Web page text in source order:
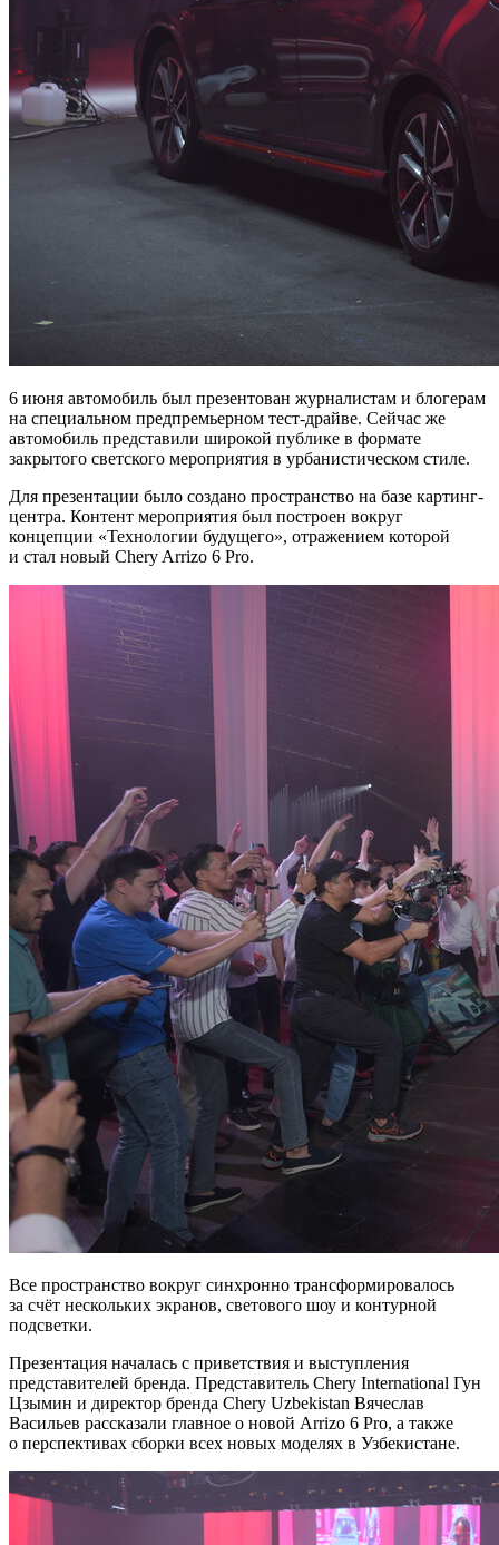
6 июня автомобиль был презентован журналистам и блогерам
на специальном предпремьерном тест-драйве. Сейчас же
автомобиль представили широкой публике в формате
закрытого светского мероприятия в урбанистическом стиле.
Для презентации было создано пространство на базе картинг-
центра. Контент мероприятия был построен вокруг
концепции «Технологии будущего», отражением которой
и стал новый Chery Arrizo 6 Pro.
Все пространство вокруг синхронно трансформировалось
за счёт нескольких экранов, светового шоу и контурной
подсветки.
Презентация началась с приветствия и выступления
представителей бренда. Представитель Chery International Гун
Цзымин и директор бренда Chery Uzbekistan Вячеслав
Васильев рассказали главное о новой Arrizo 6 Pro, а также
о перспективах сборки всех новых моделях в Узбекистане.